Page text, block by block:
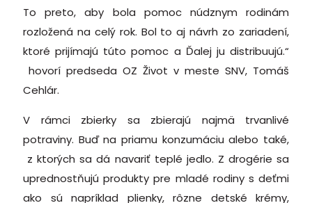
To preto, aby bola pomoc núdznym rodinám
rozložená na celý rok. Bol to aj návrh zo zariadení,
ktoré prijímajú túto pomoc a Ďalej ju distribuujú.“
hovorí predseda OZ Život v meste SNV, Tomáš
Cehlár.
V rámci zbierky sa zbierajú najmä trvanlivé
potraviny. Buď na priamu konzumáciu alebo také,
z ktorých sa dá navariť teplé jedlo. Z drogérie sa
uprednostňujú produkty pre mladé rodiny s deťmi
ako sú napríklad plienky, rôzne detské krémy,